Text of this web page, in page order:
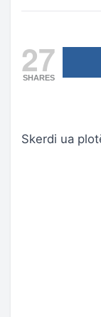
27
SHARES
Skerdi ua